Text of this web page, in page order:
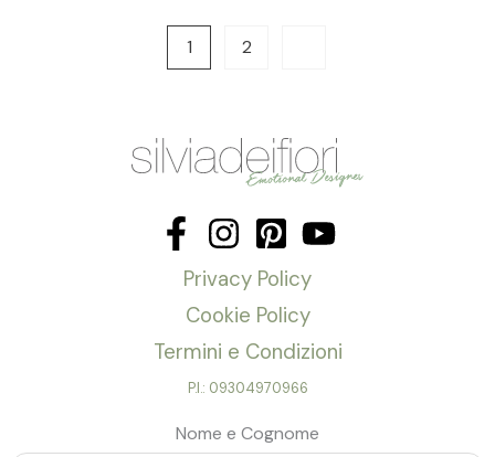
1 2
Privacy Policy
Cookie Policy
Termini e Condizioni
P.I.: 09304970966
Nome e Cognome